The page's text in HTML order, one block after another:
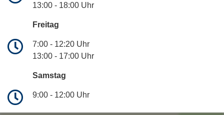
13:00 - 18:00 Uhr
Freitag
7:00 - 12:20 Uhr
13:00 - 17:00 Uhr
Samstag
9:00 - 12:00 Uhr